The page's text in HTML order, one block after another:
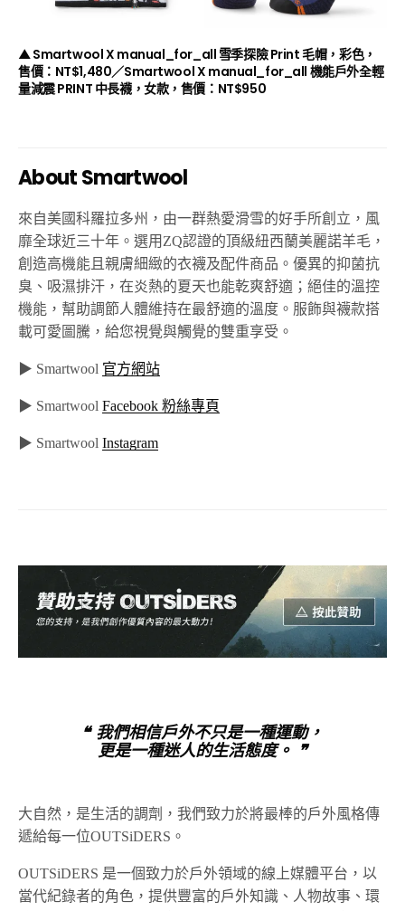
▲ Smartwool X manual_for_all 雪季探險 Print 毛帽，彩色，
售價：NT$1,480／Smartwool X manual_for_all 機能戶外全輕
量減震 PRINT 中長襪，女款，售價：NT$950
About Smartwool
來自美國科羅拉多州，由一群熱愛滑雪的好手所創立，風
靡全球近三十年。選用 ZQ認證的頂級紐西蘭美麗諾羊毛，
創造高機能且親膚細緻的衣襪及配件商品。優異的抑菌抗
臭、吸濕排汗，在炎熱的夏天也能乾爽舒適；絕佳的溫控
機能，幫助調節人體維持在最舒適的溫度。服飾與襪款搭
載可愛圖騰，給您視覺與觸覺的雙重享受。
▶ Smartwool 官方網站
▶ SmartwoolFacebook 粉絲專頁
▶ SmartwoolInstagram
❝ 我們相信戶外不只是一種運動，
更是一種迷人的生活態度。 ❞
大自然，是生活的調劑，我們致力於將最棒的戶外風格傳
遞給每一位OUTSiDERS。
OUTSiDERS 是一個致力於戶外領域的線上媒體平台，以
當代紀錄者的角色，提供豐富的戶外知識、人物故事、環